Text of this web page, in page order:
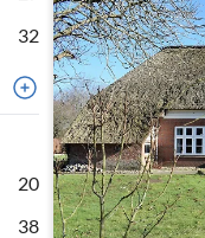
32
20
38